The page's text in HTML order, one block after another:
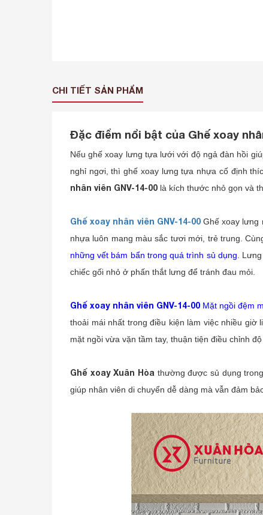
CHI TIẾT SẢN PHẨM
Đặc điểm nổi bật của Ghế xoay
Nếu ghế xoay lưng tựa lưới với độ ngả đàn hồi
nghỉ ngơi, thì ghế xoay lưng tựa nhựa cố định
nhân viên GNV-14-00 là kích thước nhỏ gọn và
Ghế xoay nhân viên GNV-14-00 Ghế xoay lưng
nhựa luôn mang màu sắc tươi mới, trẻ trung.
những vết bám bẩn trong quá trình sủ dụng.
chiếc gối nhỏ ở phấn thắt lưng để tránh đau mỏi.
Ghế xoay nhân viên GNV-14-00 Mặt ngồi đệm
thoải mái nhất trong điều kiện làm việc nhiều giờ
mặt ngồi vừa vặn tầm tay, thuận tiện điều chỉnh
Ghế xoay Xuân Hòa thường được sủ dụng
giúp nhân viên di chuyển dễ dàng mà vẫn đảm